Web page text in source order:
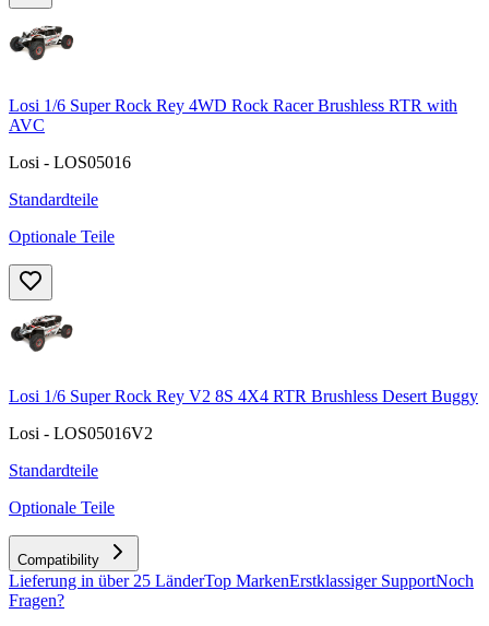
Losi 1/6 Super Rock Rey 4WD Rock Racer Brushless RTR with
AVC
Losi - LOS05016
Standardteile
Optionale Teile
Losi 1/6 Super Rock Rey V2 8S 4X4 RTR Brushless Desert Buggy
Losi - LOS05016V2
Standardteile
Optionale Teile
Compatibility
Lieferung in über 25 LänderTop MarkenErstklassiger SupportNoch
Fragen?